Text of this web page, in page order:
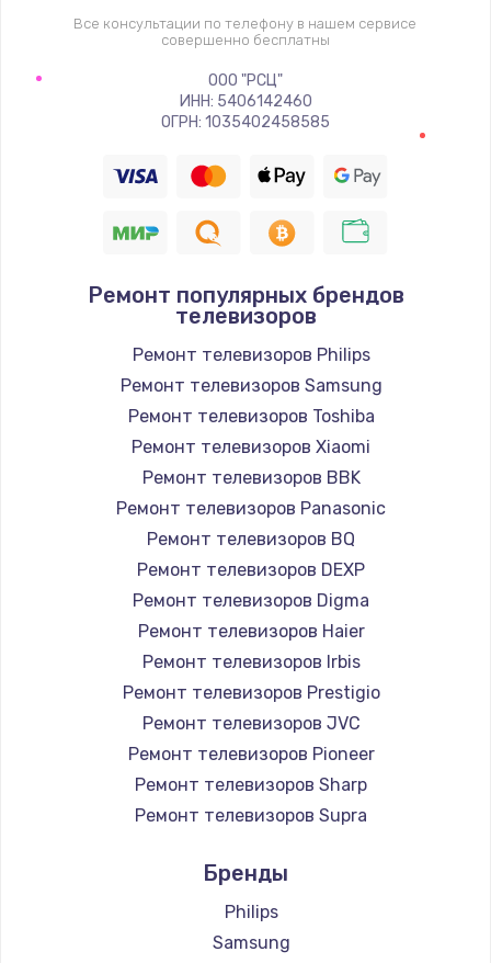
Заказать
Восстановление цепи питания, пайка
880 руб.
390 руб.
Замена Bluetooth/Wi-Fi модуля
800 руб.
Замена картридера
Заказать
Замена микросхемы NFC
1100 руб.
Заказать
Замена шим-контроллера
3900 руб.
Заказать
1030 руб.
Заказать
Все консультации по телефону в нашем сервисе
совершенно бесплатны
ООО "РСЦ"
ИНН: 5406142460
ОГРН: 1035402458585
Ремонт популярных брендов
телевизоров
Ремонт телевизоров Philips
Ремонт телевизоров Samsung
Ремонт телевизоров Toshiba
Ремонт телевизоров Xiaomi
Ремонт телевизоров BBK
Ремонт телевизоров Panasonic
Ремонт телевизоров BQ
Ремонт телевизоров DEXP
Ремонт телевизоров Digma
Ремонт телевизоров Haier
Ремонт телевизоров Irbis
Ремонт телевизоров Prestigio
Ремонт телевизоров JVC
Ремонт телевизоров Pioneer
Ремонт телевизоров Sharp
Ремонт телевизоров Supra
Ремонт телевизоров Hisense
Ремонт телевизоров Daewoo
Ремонт телевизоров Centek
Бренды
Philips
Samsung